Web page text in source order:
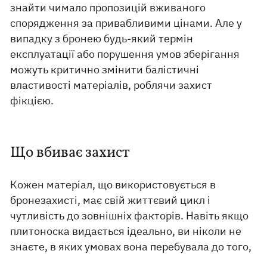
знайти чимало пропозицій вживаного
спорядження за привабливими цінами. Але у
випадку з бронею будь-який термін
експлуатації або порушення умов зберігання
можуть критично змінити балістичні
властивості матеріалів, роблячи захист
фікцією.
Що вбиває захист
Кожен матеріал, що використовується в
бронезахисті, має свій життєвий цикл і
чутливість до зовнішніх факторів. Навіть якщо
плитоноска видається ідеально, ви ніколи не
знаєте, в яких умовах вона перебувала до того,